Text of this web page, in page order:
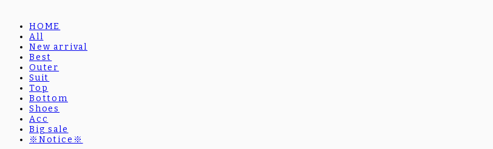
HOME
All
New arrival
Best
Outer
Suit
Top
Bottom
Shoes
Acc
Big sale
※Notice※